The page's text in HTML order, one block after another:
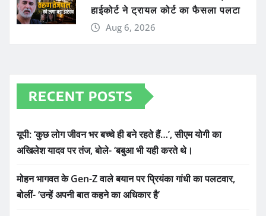
हाईकोर्ट ने ट्रायल कोर्ट का फैसला पलटा
Aug 6, 2026
RECENT POSTS
यूपी: ‘कुछ लोग जीवन भर बच्चे ही बने रहते हैं…’, सीएम योगी का
अखिलेश यादव पर तंज, बोले- ‘बबुआ भी यही करते थे।
मोहन भागवत के Gen-Z वाले बयान पर प्रियंका गांधी का पलटवार,
बोलीं- ‘उन्हें अपनी बात कहने का अधिकार है’